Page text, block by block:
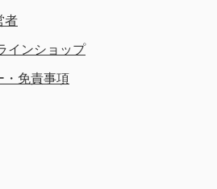
者
インショップ
・免責事項